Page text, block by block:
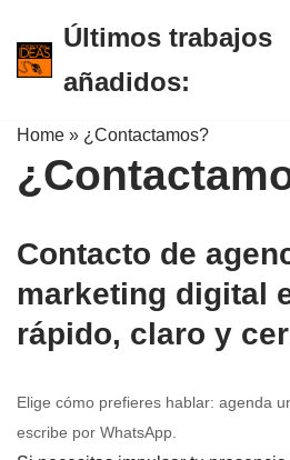
Saltar
Últimos trabajos
añadidos:
Home » ¿Contactamos?
Contacto de
marketing digital
rápido, claro y
Elige cómo prefieres hablar: agenda
escribe por WhatsApp.